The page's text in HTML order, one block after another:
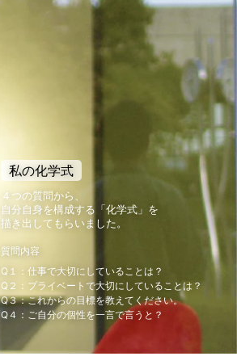
私の化学式
４つの質問から、
自分自身を構成する「化学式」を
描き出してもらいました。
質問内容
Q１：仕事で大切にしていることは？
Q２：プライベートで大切にしていることは？
Q３：これからの目標を教えてください。
Q４：ご自分の個性を一言で言うと？